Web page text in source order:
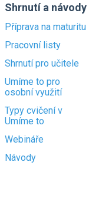
Shrnutí a návody
Příprava na maturitu
Pracovní listy
Shrnutí pro učitele
Umíme to pro
osobní využití
Typy cvičení v
Umíme to
Webináře
Návody